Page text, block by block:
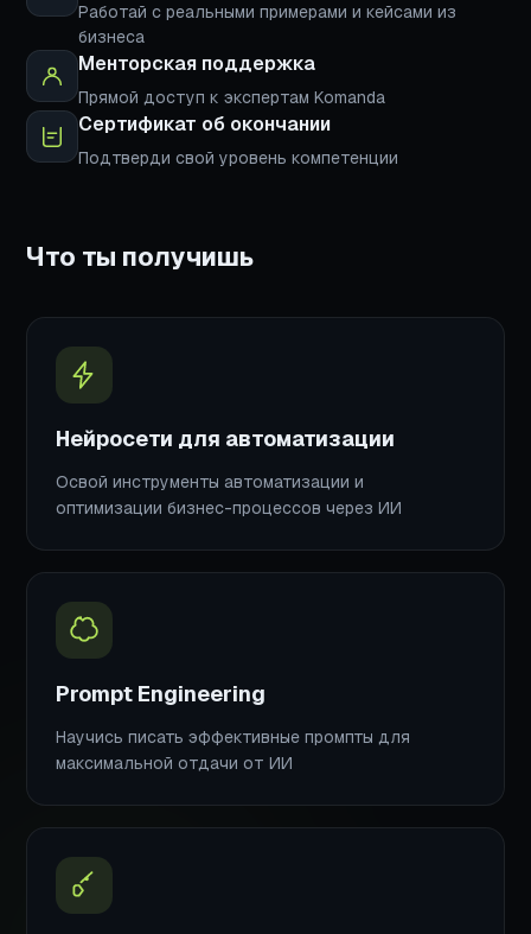
Работай с реальными примерами и кейсами из
бизнеса
Менторская поддержка
Прямой доступ к экспертам Komanda
Сертификат об окончании
Подтверди свой уровень компетенции
Что ты получишь
Нейросети для автоматизации
Освой инструменты автоматизации и
оптимизации бизнес-процессов через ИИ
Prompt Engineering
Научись писать эффективные промпты для
максимальной отдачи от ИИ